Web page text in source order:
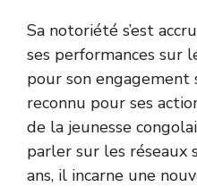
Sa notoriété s’est
ses performances sur
pour son engagement
reconnu pour ses
de la jeunesse
parler sur les réseaux
ans, il incarne une